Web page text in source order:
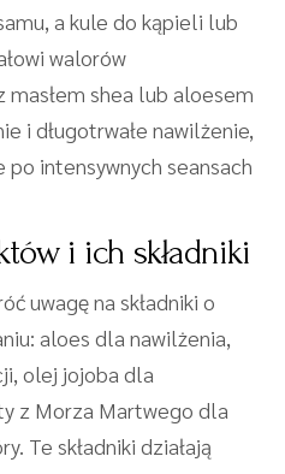
a kule do kąpieli lub
walorów
masłem shea lub aloesem
i długotrwałe nawilżenie,
intensywnych seansach
i ich składniki
uwagę na składniki o
aloes dla nawilżenia,
olej jojoba dla
z Morza Martwego dla
Te składniki działają